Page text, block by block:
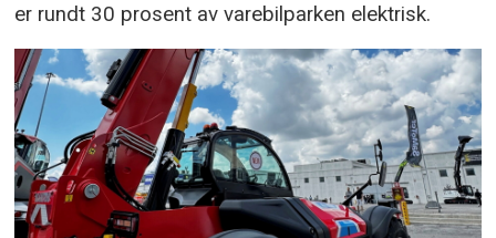
er rundt 30 prosent av varebilparken elektrisk.